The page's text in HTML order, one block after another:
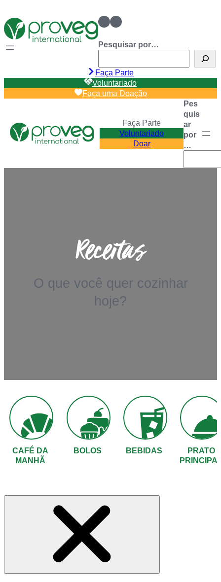
para
o
conteúdo
linkedin Instagram
Pesquisar por…
Faça Parte
Voluntariado
Faça uma Doação
Faça Parte
Voluntariado
Doar
Pes
quis
ar
por
…
Receitas
O que você quer cozinhar
hoje?
CAFÉ DA
MANHÃ
BOLOS BEBIDAS
PRATO